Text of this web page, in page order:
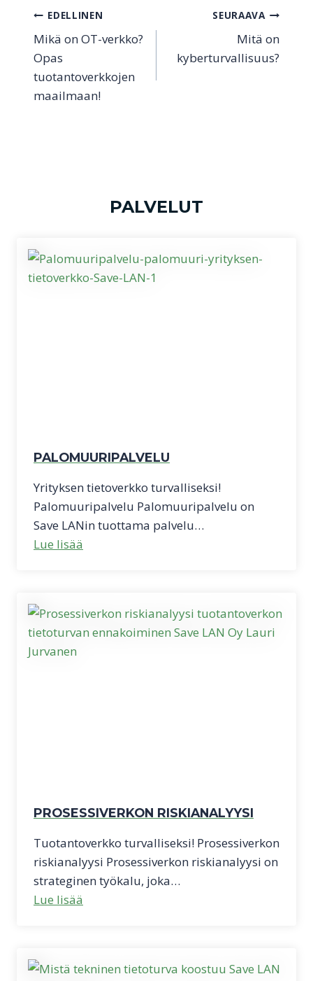
Artikkelien
selaus
EDELLINEN
Mikä on OT-verkko?
Opas
tuotantoverkkojen
maailmaan!
SEURAAVA
Mitä on
kyberturvallisuus?
PALVELUT
PALOMUURIPALVELU
Yrityksen tietoverkko turvalliseksi!
Palomuuripalvelu Palomuuripalvelu on
Save LANin tuottama palvelu…
Lue lisää
PROSESSIVERKON RISKIANALYYSI
Tuotantoverkko turvalliseksi! Prosessiverkon
riskianalyysi Prosessiverkon riskianalyysi on
strateginen työkalu, joka…
Lue lisää